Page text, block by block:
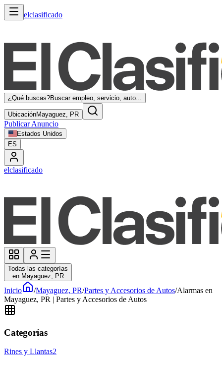
elclasificado
¿Qué buscas?Buscar empleo, servicio, auto...
UbicaciónMayaguez, PR
Publicar Anuncio
Estados Unidos
ES
elclasificado
Todas las categorías
en Mayaguez, PR
Inicio /Mayaguez, PR/Partes y Accesorios de Autos/Alarmas en
Mayaguez, PR | Partes y Accesorios de Autos
Categorías
Rines y Llantas2